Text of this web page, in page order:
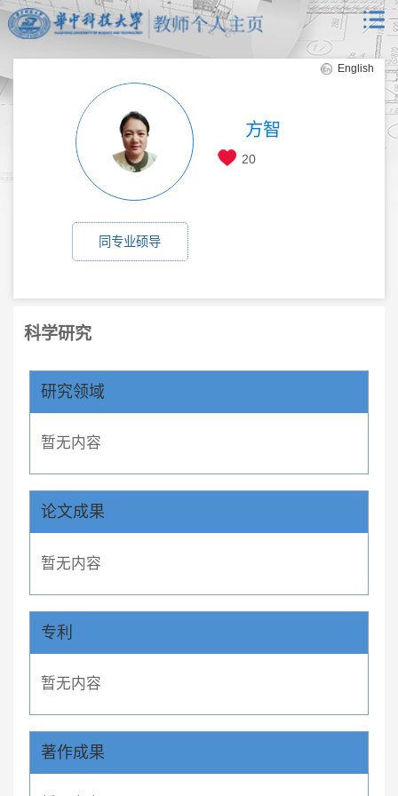
English
方智
20
同专业硕导
科学研究
研究领域
暂无内容
论文成果
暂无内容
专利
暂无内容
著作成果